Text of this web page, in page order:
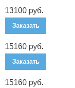
13100 руб.
Заказать
15160 руб.
Заказать
15160 руб.